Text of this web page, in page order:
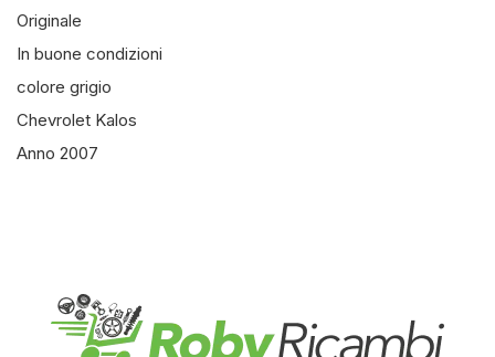
Originale
In buone condizioni
colore grigio
Chevrolet Kalos
Anno 2007